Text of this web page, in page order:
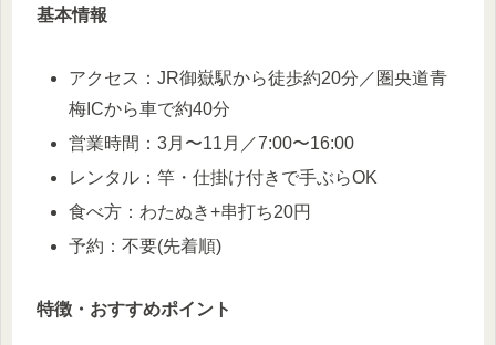
基本情報
アクセス：JR御嶽駅から徒歩約20分／圏央道青
梅ICから車で約40分
営業時間：3月〜11月／7:00〜16:00
レンタル：竿・仕掛け付きで手ぶらOK
食べ方：わたぬき+串打ち20円
予約：不要(先着順)
特徴・おすすめポイント